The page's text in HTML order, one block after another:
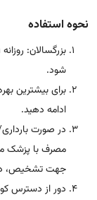
نحوه استفاده
شود.
برای بیشترین
ادامه دهید.
در صورت
مصرف با پزشک
جهت تشخیص،
دور از دسترس